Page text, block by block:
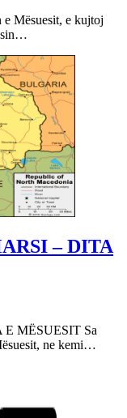
Mësuesit, e kujtoj
– DITA
MËSUESIT Sa
ne kemi…